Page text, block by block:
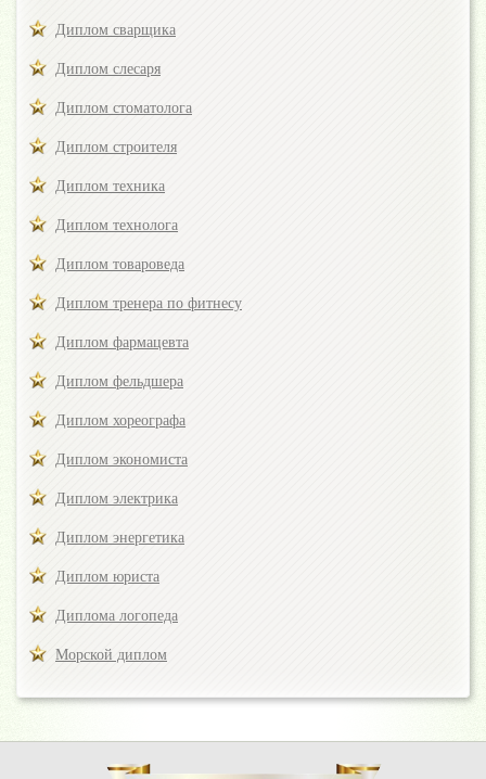
Диплом сварщика
Диплом слесаря
Диплом стоматолога
Диплом строителя
Диплом техника
Диплом технолога
Диплом товароведа
Диплом тренера по фитнесу
Диплом фармацевта
Диплом фельдшера
Диплом хореографа
Диплом экономиста
Диплом электрика
Диплом энергетика
Диплом юриста
Диплома логопеда
Морской диплом